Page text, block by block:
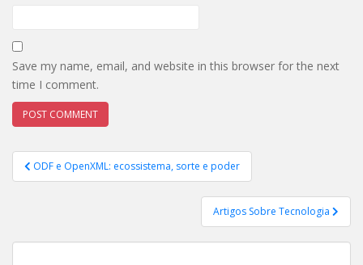
Save my name, email, and website in this browser for the next
time I comment.
Post
navigation
ODF e OpenXML: ecossistema, sorte e poder
Artigos Sobre Tecnologia